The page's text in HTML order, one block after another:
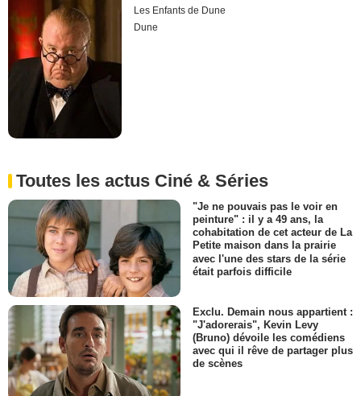
Les Enfants de Dune
Dune
Toutes les actus Ciné & Séries
"Je ne pouvais pas le voir en
peinture" : il y a 49 ans, la
cohabitation de cet acteur de La
Petite maison dans la prairie
avec l'une des stars de la série
était parfois difficile
Exclu. Demain nous appartient :
"J'adorerais", Kevin Levy
(Bruno) dévoile les comédiens
avec qui il rêve de partager plus
de scènes